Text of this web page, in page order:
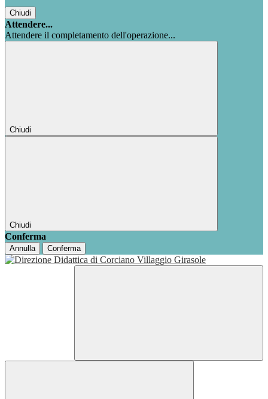
Chiudi
Attendere...
Attendere il completamento dell'operazione...
Chiudi
Chiudi
Conferma
Annulla Conferma